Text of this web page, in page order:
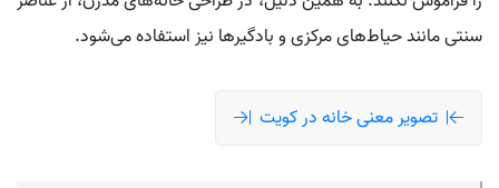
سنتی مانند حیاط‌های مرکزی و بادگیرها نیز استفاده می‌شود.
تصویر معنی خانه در کویت